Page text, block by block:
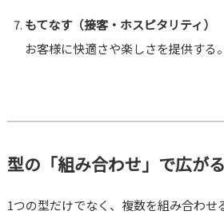
もてなす（接客・ホスピタリティ）
お客様に快適さや楽しさを提供する。
型の「組み合わせ」で広が
1つの型だけでなく、複数を組み合わせ